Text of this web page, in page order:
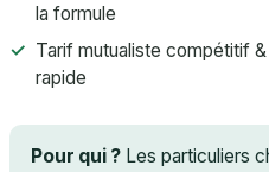
la formule
Tarif mutualiste compétitif
rapide
Pour qui ? Les particuliers